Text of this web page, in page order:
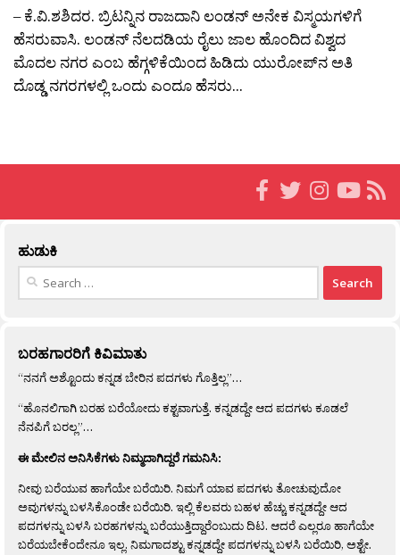
– ಕೆ.ವಿ.ಶಶಿದರ. ಬ್ರಿಟನ್ನಿನ ರಾಜದಾನಿ ಲಂಡನ್ ಅನೇಕ ವಿಸ್ಮಯಗಳಿಗೆ
ಹೆಸರುವಾಸಿ. ಲಂಡನ್ ನೆಲದಡಿಯ ರೈಲು ಜಾಲ ಹೊಂದಿದ ವಿಶ್ವದ
ಮೊದಲ ನಗರ ಎಂಬ ಹೆಗ್ಗಳಿಕೆಯಿಂದ ಹಿಡಿದು ಯುರೋಪ್‍ನ ಅತಿ
ದೊಡ್ಡ ನಗರಗಳಲ್ಲಿ ಒಂದು ಎಂದೂ ಹೆಸರು...
ಹುಡುಕಿ
Search
ಬರಹಗಾರರಿಗೆ ಕಿವಿಮಾತು
“ನನಗೆ ಅಶ್ಟೊಂದು ಕನ್ನಡ ಬೇರಿನ ಪದಗಳು ಗೊತ್ತಿಲ್ಲ”…
“ಹೊನಲಿಗಾಗಿ ಬರಹ ಬರೆಯೋದು ಕಶ್ಟವಾಗುತ್ತೆ. ಕನ್ನಡದ್ದೇ ಆದ ಪದಗಳು ಕೂಡಲೆ
ನೆನಪಿಗೆ ಬರಲ್ಲ”…
ಈ ಮೇಲಿನ ಅನಿಸಿಕೆಗಳು ನಿಮ್ಮದಾಗಿದ್ದರೆ ಗಮನಿಸಿ:
ನೀವು ಬರೆಯುವ ಹಾಗೆಯೇ ಬರೆಯಿರಿ. ನಿಮಗೆ ಯಾವ ಪದಗಳು ತೋಚುವುದೋ
ಅವುಗಳನ್ನು ಬಳಸಿಕೊಂಡೇ ಬರೆಯಿರಿ. ಇಲ್ಲಿ ಕೆಲವರು ಬಹಳ ಹೆಚ್ಚು ಕನ್ನಡದ್ದೇ ಆದ
ಪದಗಳನ್ನು ಬಳಸಿ ಬರಹಗಳನ್ನು ಬರೆಯುತ್ತಿದ್ದಾರೆಂಬುದು ದಿಟ. ಆದರೆ ಎಲ್ಲರೂ ಹಾಗೆಯೇ
ಬರೆಯಬೇಕೆಂದೇನೂ ಇಲ್ಲ. ನಿಮಗಾದಶ್ಟು ಕನ್ನಡದ್ದೇ ಪದಗಳನ್ನು ಬಳಸಿ ಬರೆಯಿರಿ, ಅಶ್ಟೇ.